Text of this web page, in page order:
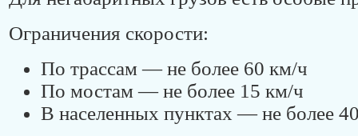
Ограничения скорости:
По трассам — не более 60 км/ч
По мостам — не более 15 км/ч
В населенных пунктах — не более